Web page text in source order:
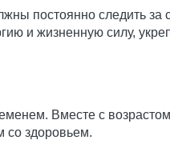
постоянно следить за
и жизненную силу,
Вместе с
со здоровьем.